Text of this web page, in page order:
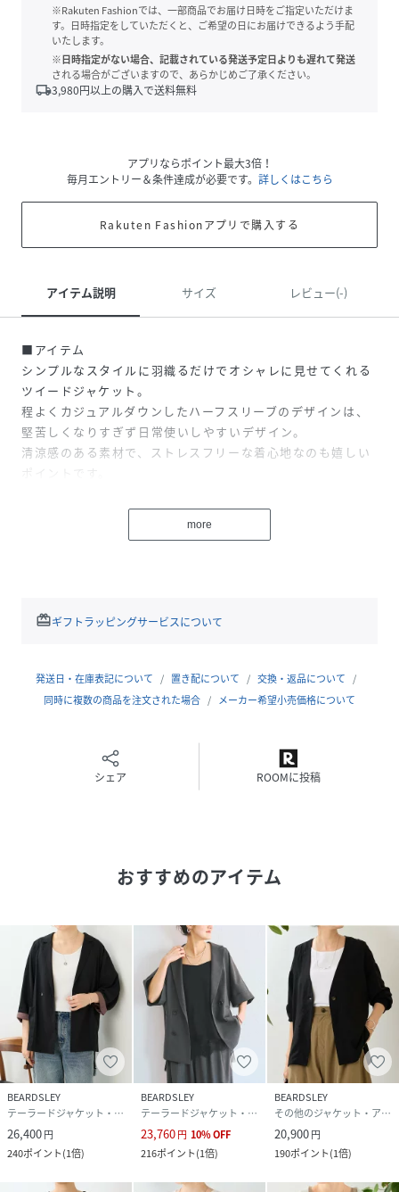
※Rakuten Fashionでは、一部商品でお届け日時をご指定いただけま
す。日時指定をしていただくと、ご希望の日にお届けできるよう手配
いたします。
※日時指定がない場合、記載されている発送予定日よりも遅れて発送
される場合がございますので、あらかじめご了承ください。
local_shipping3,980円以上の購入で送料無料
アプリならポイント最大3倍！
毎月エントリー＆条件達成が必要です。 詳しくはこちら
Rakuten Fashionアプリで購入する
アイテム説明 サイズ レビュー(-)
■アイテム
シンプルなスタイルに羽織るだけでオシャレに見せてくれる
ツイードジャケット。
程よくカジュアルダウンしたハーフスリーブのデザインは、
堅苦しくなりすぎず日常使いしやすいデザイン。
清涼感のある素材で、ストレスフリーな着心地なのも嬉しい
ポイントです。
こなしたりと、その日の気分やシーンに合わせてアレンジを
ツイードスカート
ストレッチジョーゼットパンツ
ストレッチジョーゼットマキシワンピ
素材：ポリエステル58％ レーヨン42％
洗濯表示：手洗い可
---------------------------
光沢：なし
厚み：ふつう
透け感：ややあり
裏地：なし
ポケット：あり
---------------------------
《お取り扱い上のご注意》
・タンブル乾燥不可
《予約商品について》
more
redeemギフトラッピングサービスについて
発送日・在庫表記について 置き配について
交換・返品について
同時に複数の商品を注文された場合
メーカー希望小売価格について
シェア ROOMに投稿
おすすめのアイテム
BEARDSLEY
テーラードジャケット・ブレザー
26,400円
240ポイント(1倍)
BEARDSLEY
テーラードジャケット・ブレザー
23,760円 10%OFF
216ポイント(1倍)
BEARDSLEY
その他のジャケット・アウター
20,900円
190ポイント(1倍)